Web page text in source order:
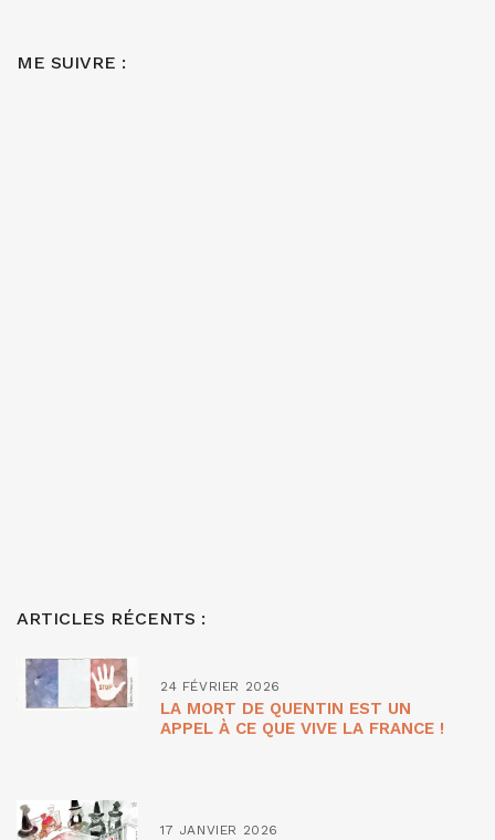
ME SUIVRE :
ARTICLES RÉCENTS :
24 FÉVRIER 2026
LA MORT DE QUENTIN EST UN
APPEL À CE QUE VIVE LA FRANCE !
17 JANVIER 2026